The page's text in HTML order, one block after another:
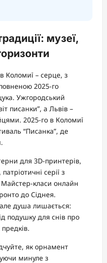
музеї,
Коломиї – серце, з
2025-го
Ужгородський
писанки”, а Львів –
2025-го в Коломиї
“Писанка”, де
для 3D-принтерів,
серії з
класи онлайн
до Сіднея.
душа лишається:
подушку для снів про
як орнамент
минуле з